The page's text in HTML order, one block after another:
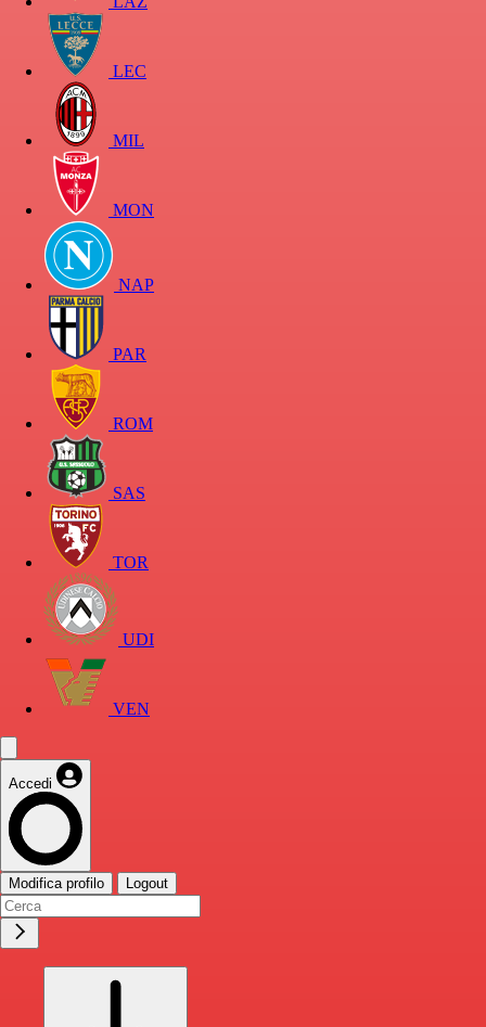
LEC
MIL
MON
NAP
PAR
ROM
SAS
TOR
UDI
VEN
Accedi
Modifica profilo Logout